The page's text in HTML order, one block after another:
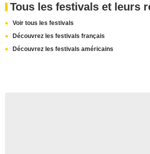
Tous les festivals et leurs
Voir tous les festivals
Découvrez les festivals français
Découvrez les festivals américains